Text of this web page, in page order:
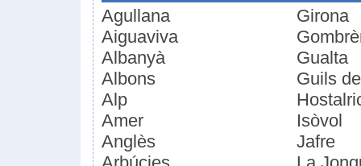
Agullana
Aiguaviva
Albanyà
Albons
Alp
Amer
Anglès
Girona
Gualta
Guils
Isòvol
Jafre